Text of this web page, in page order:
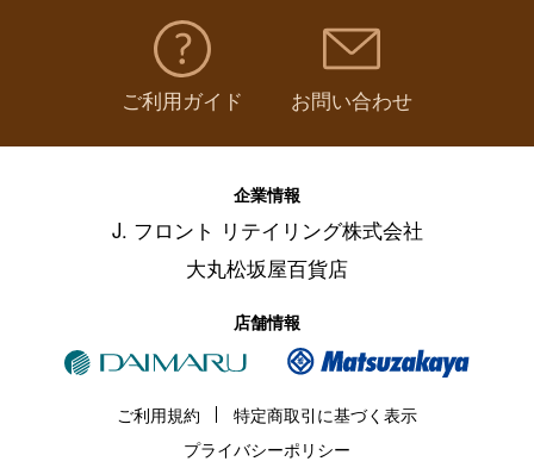
ご利用ガイド お問い合わせ
企業情報
J. フロント リテイリング株式会社
大丸松坂屋百貨店
店舗情報
ご利用規約
特定商取引に基づく表示
プライバシーポリシー